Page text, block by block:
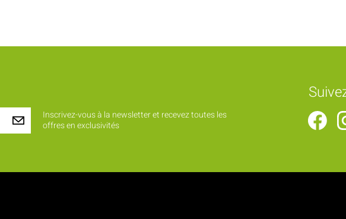
Inscrivez-vous à la newsletter et recevez toutes les
offres en exclusivités